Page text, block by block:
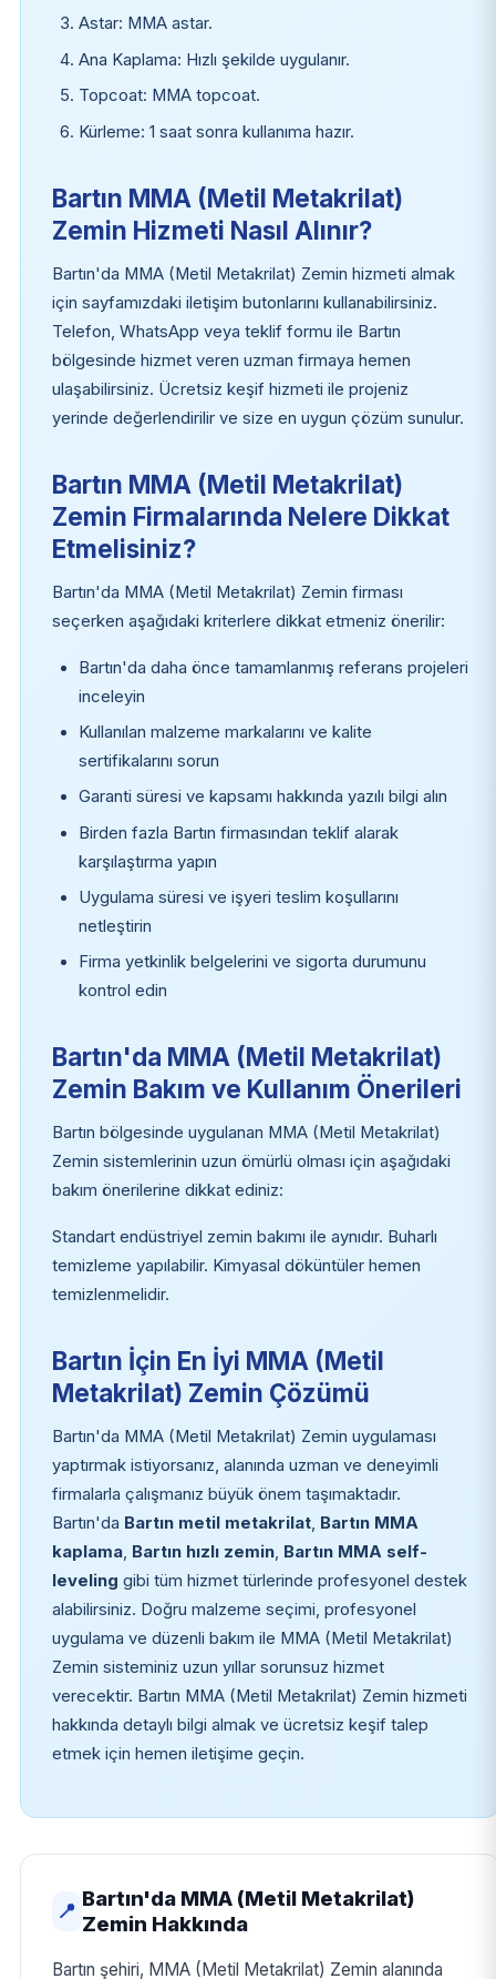
Astar: MMA astar.
Ana Kaplama: Hızlı şekilde uygulanır.
Topcoat: MMA topcoat.
Kürleme: 1 saat sonra kullanıma hazır.
Bartın MMA (Metil Metakrilat)
Zemin Hizmeti Nasıl Alınır?
Bartın'da MMA (Metil Metakrilat) Zemin hizmeti almak
için sayfamızdaki iletişim butonlarını kullanabilirsiniz.
Telefon, WhatsApp veya teklif formu ile Bartın
bölgesinde hizmet veren uzman firmaya hemen
ulaşabilirsiniz. Ücretsiz keşif hizmeti ile projeniz
yerinde değerlendirilir ve size en uygun çözüm sunulur.
Bartın MMA (Metil Metakrilat)
Zemin Firmalarında Nelere Dikkat
Etmelisiniz?
Bartın'da MMA (Metil Metakrilat) Zemin firması
seçerken aşağıdaki kriterlere dikkat etmeniz önerilir:
Bartın'da daha önce tamamlanmış referans projeleri
inceleyin
Kullanılan malzeme markalarını ve kalite
sertifikalarını sorun
Garanti süresi ve kapsamı hakkında yazılı bilgi alın
Birden fazla Bartın firmasından teklif alarak
karşılaştırma yapın
Uygulama süresi ve işyeri teslim koşullarını
netleştirin
Firma yetkinlik belgelerini ve sigorta durumunu
kontrol edin
Bartın'da MMA (Metil Metakrilat)
Zemin Bakım ve Kullanım Önerileri
Bartın bölgesinde uygulanan MMA (Metil Metakrilat)
Zemin sistemlerinin uzun ömürlü olması için aşağıdaki
bakım önerilerine dikkat ediniz:
Standart endüstriyel zemin bakımı ile aynıdır. Buharlı
temizleme yapılabilir. Kimyasal döküntüler hemen
temizlenmelidir.
Bartın İçin En İyi MMA (Metil
Metakrilat) Zemin Çözümü
Bartın'da MMA (Metil Metakrilat) Zemin uygulaması
yaptırmak istiyorsanız, alanında uzman ve deneyimli
firmalarla çalışmanız büyük önem taşımaktadır.
Bartın'da Bartın metil metakrilat, Bartın MMA
kaplama, Bartın hızlı zemin, Bartın MMA self-
leveling gibi tüm hizmet türlerinde profesyonel destek
alabilirsiniz. Doğru malzeme seçimi, profesyonel
uygulama ve düzenli bakım ile MMA (Metil Metakrilat)
Zemin sisteminiz uzun yıllar sorunsuz hizmet
verecektir. Bartın MMA (Metil Metakrilat) Zemin hizmeti
hakkında detaylı bilgi almak ve ücretsiz keşif talep
etmek için hemen iletişime geçin.
📍
Bartın'da MMA (Metil Metakrilat)
Zemin Hakkında
Bartın şehiri, MMA (Metil Metakrilat) Zemin alanında